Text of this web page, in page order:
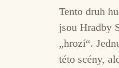
Tento druh
jsou Hradby
„hrozí“.
této scény,